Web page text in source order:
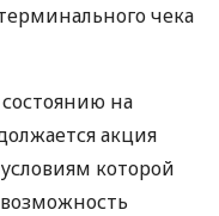
чека
на
акция
которой